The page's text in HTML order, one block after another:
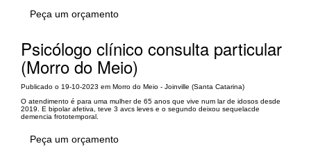
Peça um orçamento
Psicólogo clínico consulta particular
(Morro do Meio)
Publicado o 19-10-2023 em Morro do Meio - Joinville (Santa Catarina)
O atendimento é para uma mulher de 65 anos que vive num lar de idosos desde
2019. E bipolar afetiva, teve 3 avcs leves e o segundo deixou sequelacde
demencia frototemporal.
Peça um orçamento